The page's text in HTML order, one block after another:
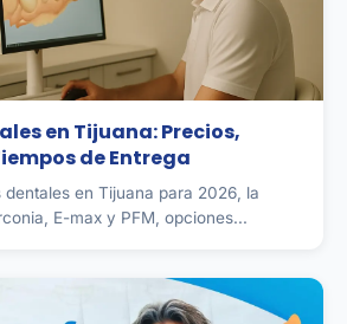
en Tijuana: Precios,
de Entrega
dentales en Tijuana para 2026, la
E-max y PFM, opciones...